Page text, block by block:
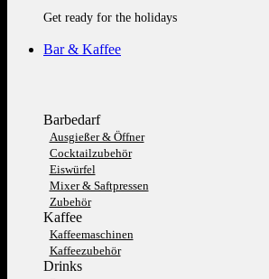
Get ready for the holidays
Bar & Kaffee
Barbedarf
Ausgießer & Öffner
Cocktailzubehör
Eiswürfel
Mixer & Saftpressen
Zubehör
Kaffee
Kaffeemaschinen
Kaffeezubehör
Drinks